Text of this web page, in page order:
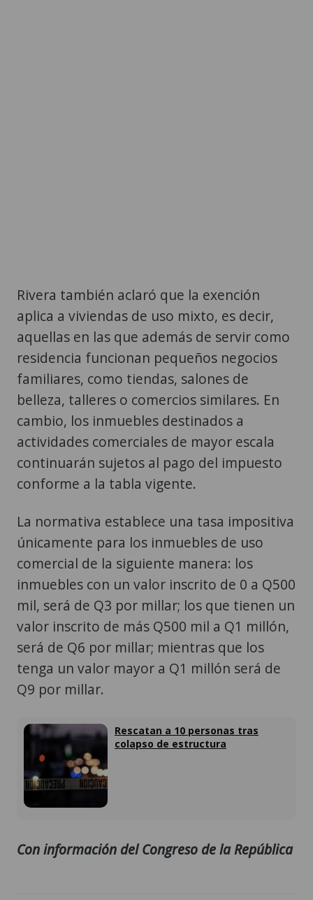
Rivera también aclaró que la exención
aplica a viviendas de uso mixto, es decir,
aquellas en las que además de servir como
residencia funcionan pequeños negocios
familiares, como tiendas, salones de
belleza, talleres o comercios similares. En
cambio, los inmuebles destinados a
actividades comerciales de mayor escala
continuarán sujetos al pago del impuesto
conforme a la tabla vigente.
La normativa establece una tasa impositiva
únicamente para los inmuebles de uso
comercial de la siguiente manera: los
inmuebles con un valor inscrito de 0 a Q500
mil, será de Q3 por millar; los que tienen un
valor inscrito de más Q500 mil a Q1 millón,
será de Q6 por millar; mientras que los
tenga un valor mayor a Q1 millón será de
Q9 por millar.
Rescatan a 10 personas tras
colapso de estructura
Con información del Congreso de la República